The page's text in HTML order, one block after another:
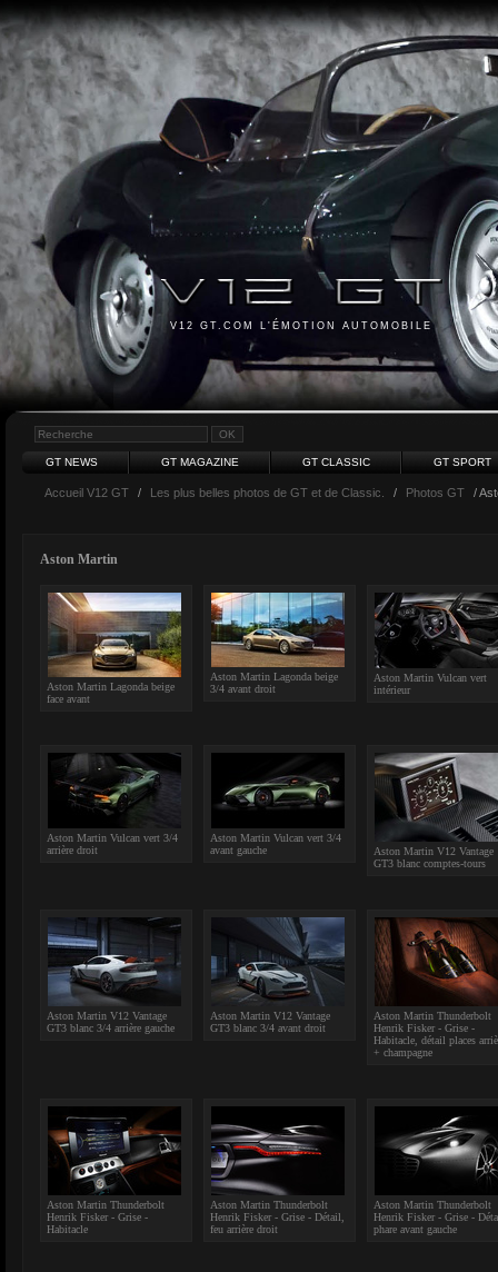
V12 GT.COM L'ÉMOTION AUTOMOBILE
GT NEWS GT MAGAZINE GT CLASSIC GT SPORT
Accueil V12 GT / Les plus belles photos de GT et de Classic. / Photos GT /
Aston Martin
Aston Martin Lagonda beige
face avant
Aston Martin Lagonda beige
3/4 avant droit
Aston Martin Vulcan vert
intérieur
Aston Martin Vulcan vert 3/4
arrière droit
Aston Martin Vulcan vert 3/4
avant gauche
Aston Martin V12 Vantage
GT3 blanc comptes-tours
Aston Martin V12 Vantage
GT3 blanc 3/4 arrière gauche
Aston Martin V12 Vantage
GT3 blanc 3/4 avant droit
Aston Martin Thunderbolt
Henrik Fisker - Grise -
Habitacle, détail places
+ champagne
Aston Martin Thunderbolt
Henrik Fisker - Grise -
Habitacle
Aston Martin Thunderbolt
Henrik Fisker - Grise - Détail,
feu arrière droit
Aston Martin Thunderbolt
Henrik Fisker - Grise -
phare avant gauche